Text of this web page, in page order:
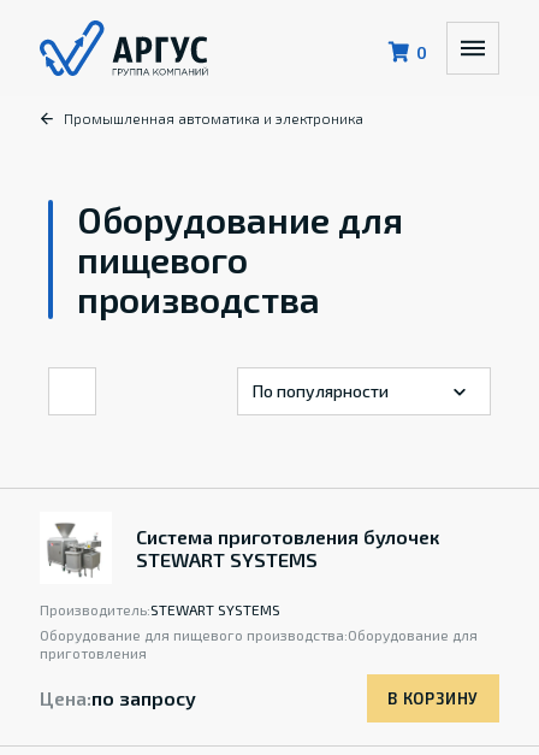
0
Промышленная автоматика и электроника
Оборудование для
пищевого
производства
Система приготовления булочек
STEWART SYSTEMS
Производитель:STEWART SYSTEMS
Оборудование для пищевого производства:Оборудование для
приготовления
Цена:по запросу В КОРЗИНУ